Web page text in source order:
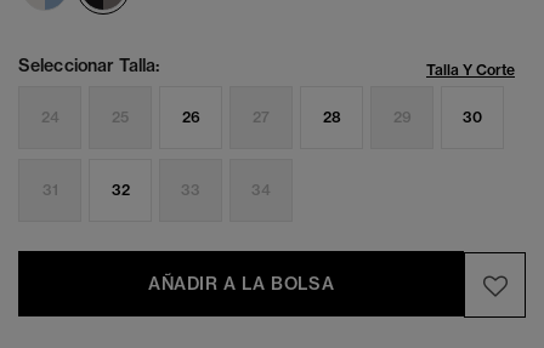
Seleccionar Talla: Talla Y Corte
24 25 26 27 28 29 30
31 32 33 34
AÑADIR A LA BOLSA